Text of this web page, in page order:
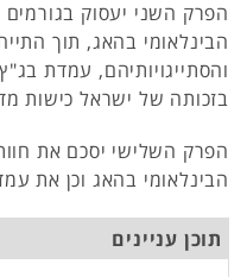
הפרק השני יעסוק
הבינלאומי בהאג, תוך
והסתייגויותיהם, עמדת
בזכותה של ישראל כישות
הפרק השלישי יסכם את
הבינלאומי בהאג וכן את
תוכן עניינים